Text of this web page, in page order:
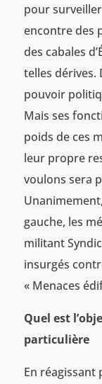
pour
encontre des
des cabales
telles dérives.
pouvoir
Mais ses
poids de ces
leur propre
voulons sera
gauche, les
militant
insurgés
« Menaces
Quel est
particulière
En